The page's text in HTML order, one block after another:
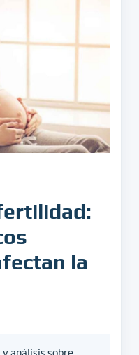
la
análisis sobre